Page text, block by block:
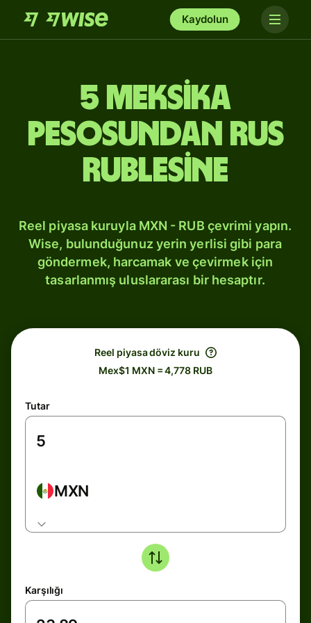
Kaydolun
5 Meksika
pesosundan Rus
rublesine
Reel piyasa kuruyla MXN - RUB çevrimi yapın.
Wise, bulunduğunuz yerin yerlisi gibi para
göndermek, harcamak ve çevirmek için
tasarlanmış uluslararası bir hesaptır.
Reel piyasa döviz kuru
Mex$1 MXN = 4,778 RUB
Tutar
MXN
Karşılığı